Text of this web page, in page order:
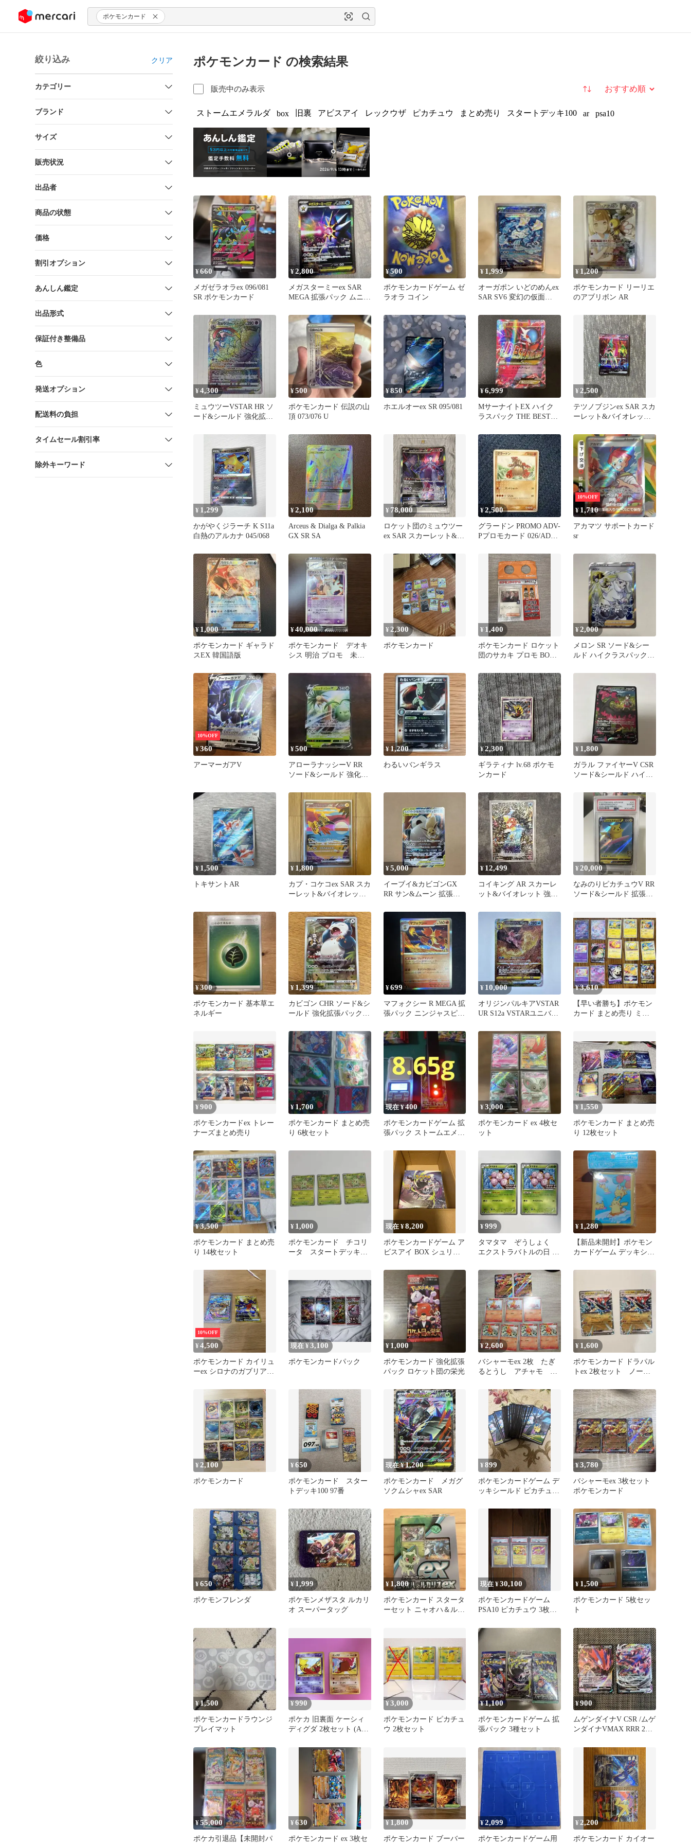
ツにスキップ ポケモンカード
絞り込み クリア
カテゴリー
ブランド
サイズ
販売状況
出品者
商品の状態
価格
割引オプション
あんしん鑑定
出品形式
保証付き整備品
色
発送オプション
配送料の負担
タイムセール割引率
除外キーワード
ポケモンカード の検索結果
販売中のみ表示 並び替え
ストームエメラルダ box 旧裏 アビスアイ レックウザ ピカチュウ まとめ売り スタートデッキ100 ar psa10
¥660
メガゼラオラex 096/081
SR ポケモンカード
¥2,800
メガスターミーex SAR
MEGA 拡張パック ムニキ
¥500
ポケモンカードゲーム ゼ
ラオラ コイン
¥ 1,999
オーガポン いどのめんex
SAR SV6 変幻の仮面
¥ 1,200
ポケモンカード リーリエ
のアブリボン AR
¥4,300
ミュウツーVSTAR HR ソ
ード&シールド 強化拡張
¥500
ポケモンカード 伝説の山
頂 073/076 U
¥850
ホエルオーex SR 095/081
¥6,999
MサーナイトEX ハイク
ラスパック THE BEST
¥ 2,500
テツノブジンex SAR スカ
ーレット&バイオレット
…
¥ 1,299
かがやくジラーチ K S11a
白熱のアルカナ 045/068
¥2,100
Arceus & Dialga & Palkia
GX SR SA
¥ 78,000
ロケット団のミュウツー
ex SAR スカーレット&バ
ロ…
¥2,500
グラードン PROMO ADV-
Pプロモカード 026/ADV-
10%OFF
¥ 1,710
アカマツ サポートカード
sr
¥ 1,000
ポケモンカード ギャラド
スEX 韓国語版
¥40,000
ポケモンカード デオキ
シス 明治 プロモ 未開
¥ 2,300
ポケモンカード
¥ 1,400
ポケモンカード ロケット
団のサカキ プロモ BOSS
¥2,000
メロン SR ソード&シー
ルド ハイクラスパック
ラ…
10%OFF
¥360
アーマーガアV
¥500
アローラナッシーV RR
ソード&シールド 強化拡
¥1,200
わるいバンギラス
¥2,300
ギラティナ lv.68 ポケモ
ンカード
¥ 1,800
ガラル ファイヤーV CSR
ソード&シールド ハイク
¥ 1,500
トキサントAR
¥ 1,800
カプ・コケコex SAR スカ
ーレット&バイオレット
ン…
¥5,000
イーブイ&カビゴンGX
RR サン&ムーン 拡張パ
0…
¥ 12,499
コイキング AR スカーレ
ット&バイオレット 強化
ビー…
¥ 20,000
なみのりピカチュウV RR
ソード&シールド 拡張パ
¥300
ポケモンカード 基本草エ
ネルギー
¥ 1,399
カビゴン CHR ソード&シ
ールド 強化拡張パック
…
¥699
マフォクシー R MEGA 拡
張パック ニンジャスピナ
¥ 10,000
オリジンパルキアVSTAR
UR S12a VSTARユニバー
¥3,610
【早い者勝ち】ポケモン
カード まとめ売り ミュ
¥900
ポケモンカードex トレー
ナーズまとめ売り
¥ 1,700
ポケモンカード まとめ売
り 6枚セット
現在 ¥400
ポケモンカードゲーム 拡
張パック ストームエメラ
¥3,000
ポケモンカード ex 4枚セ
ット
¥1,550
ポケモンカード まとめ売
り 12枚セット
¥3,500
ポケモンカード まとめ売
り 14枚セット
¥ 1,000
ポケモンカード チコリ
ータ スタートデッキ
現在 ¥8,200
ポケモンカードゲーム ア
ビスアイ BOX シュリン
¥999
タマタマ ぞうしょく
エクストラバトルの日 プ
¥ 1,280
【新品未開封】ポケモン
カードゲーム デッキシー
ピカチュウ
10%OFF
¥4,500
ポケモンカード カイリュ
ーex シロナのガブリアス
現在 ¥3,100
ポケモンカードパック
¥1,000
ポケモンカード 強化拡張
パック ロケット団の栄光
¥2,600
バシャーモex 2枚 たぎ
るとうし アチャモ ワ
¥ 1,600
ポケモンカード ドラパル
トex 2枚セット ノーマ
¥ 2,100
ポケモンカード
¥650
ポケモンカード スター
トデッキ100 97番
現在 ¥1,200
ポケモンカード メガグ
ソクムシャex SAR
¥899
ポケモンカードゲーム デ
ッキシールド ピカチュウ
¥3,780
バシャーモex 3枚セット
ポケモンカード
¥650
ポケモンフレンダ
¥ 1,999
ポケモンメザスタ ルカリ
オ スーパータッグ
¥ 1,800
ポケモンカード スタータ
ーセット ニャオハ＆ルカ
現在 ¥30,100
ポケモンカードゲーム
PSA10 ピカチュウ 3枚セ
¥ 1,500
ポケモンカード 5枚セッ
ト
¥1,500
ポケモンカードラウンジ
プレイマット
¥990
ポケカ 旧裏面 ケーシィ
ディグダ 2枚セット (Abra
¥3,000
ポケモンカード ピカチュ
ウ 2枚セット
¥1,100
ポケモンカードゲーム 拡
張パック 3種セット
¥900
ムゲンダイナV CSR /ムゲ
ンダイナVMAX RRR 2枚
¥55,000
ポケカ引退品【未開封パ
¥630
ポケモンカード ex 3枚セ
¥ 1,800
ポケモンカード ブーバー
¥2,099
ポケモンカードゲーム用
¥2,200
ポケモンカード カイオー